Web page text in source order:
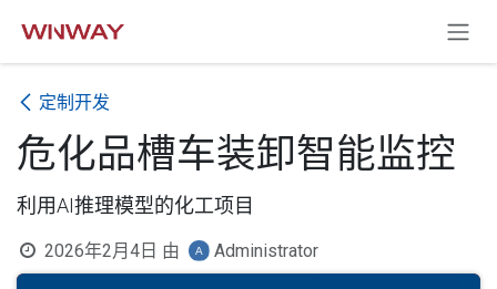
定制开发
危化品槽车装卸智能监控
利用AI推理模型的化工项目
2026年2月4日 由 Administrator